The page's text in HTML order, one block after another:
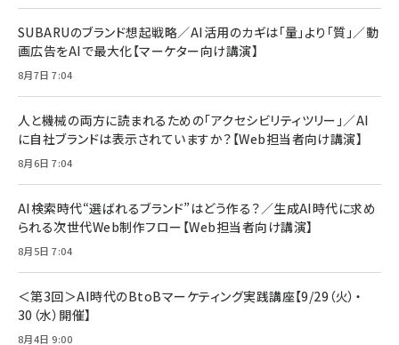
￥880
ママ投資家が育休中に１億貯めた株式投資
組織の成果を最大化する ルールのデザイン
￥1,980
Amazonランキングをもっと見る
￥6,980
全ワイヤレスイヤホン/アクティブノイズキャンセリ
技術基準適合】ブラック
￥5,990
ケーブル Anker絡まないケーブル 240W 結束バン
ド付き USB PD対応 シリコン素材採用 iPhone
17 / 16 / 15 / Galaxy iPad Pro MacBook
Pro/Air 各種対応 (1.8m ミッドナイトブラック)
￥1,890
Pro/Air 各種対応 (1.8m ミッドナイトブラック)
￥1,890
サッポロ 生ビール 黒ラベル 350ml 缶 24本 ビー
ル ケース買い【6/30応募〆切! 黒ラベルビヤセラー
￥4,857
SUBARUのブランド想起戦略／AI活用のカギは「量」より「質」／動
画広告をAIで最大化【マーケター向け講演】
8月7日 7:04
人と機械の両方に読まれるための「アクセシビリティツリー」／AI
に自社ブランドは表示されていますか？【Web担当者向け講演】
8月6日 7:04
AI検索時代“選ばれるブランド”はどう作る？／生成AI時代に求め
られる次世代Web制作フロー【Web担当者向け講演】
8月5日 7:04
＜第3回＞AI時代のBtoBマーケティング実践講座【9/29（火）・
30（水）開催】
8月4日 9:00